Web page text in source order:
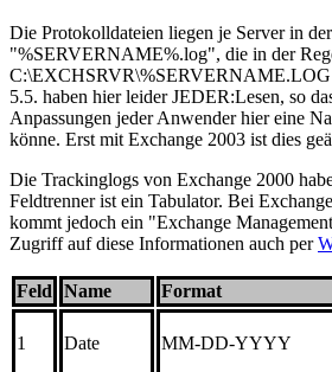
Die Protokolldateien liegen je Server in
"%SERVERNAME%.log", die in der
C:\EXCHSRVR\%SERVERNAME.LOG
5.5. haben hier leider JEDER:Lesen, so
Anpassungen jeder Anwender hier eine
könne. Erst mit Exchange 2003 ist dies
Die Trackinglogs von Exchange 2000
Feldtrenner ist ein Tabulator. Bei
kommt jedoch ein "Exchange
Zugriff auf diese Informationen auch per
Feld Name Format
1 Date MM-DD-YYYY